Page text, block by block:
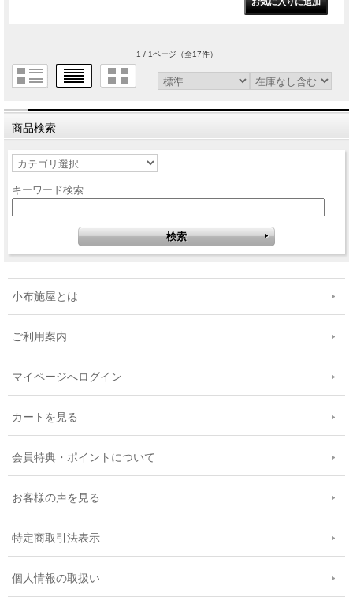
1 / 1ページ （全17件）
商品検索
キーワード検索
小布施屋とは
ご利用案内
マイページへログイン
カートを見る
会員特典・ポイントについて
お客様の声を見る
特定商取引法表示
個人情報の取扱い